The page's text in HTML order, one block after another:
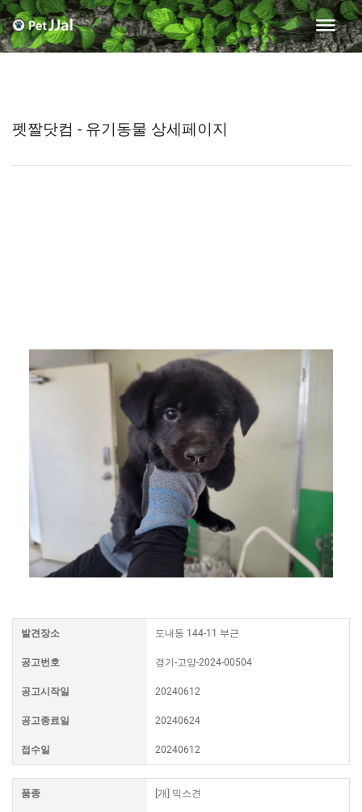
펫짤닷컴 - 유기동물 상세페이지
발견장소 도내동 144-11 부근
공고번호 경기-고양-2024-00504
공고시작일 20240612
공고종료일 20240624
접수일 20240612
품종 [개] 믹스견